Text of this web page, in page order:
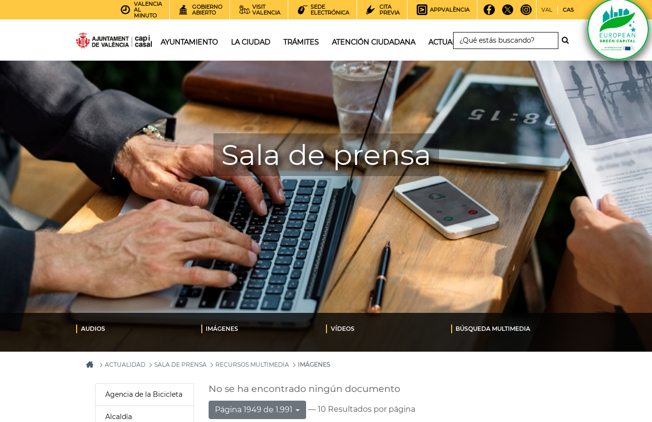
VALENCIA
AL
MINUTO
GOBIERNO
ABIERTO
VISIT
VALENCIA
SEDE
ELECTRÓNICA
CITA
PREVIA
APPVALÈNCIA VAL CAS
AYUNTAMIENTO LA CIUDAD TRÁMITES ATENCIÓN CIUDADANA ACTUALIDAD
Sala de prensa
AUDIOS IMÁGENES VÍDEOS BÚSQUEDA MULTIMEDIA
ACTUALIDAD SALA DE PRENSA RECURSOS MULTIMEDIA IMÁGENES
Agencia de la Bicicleta
Alcaldía
No se ha encontrado ningún documento
Página 1949 de 1.991 — 10 Resultados por página